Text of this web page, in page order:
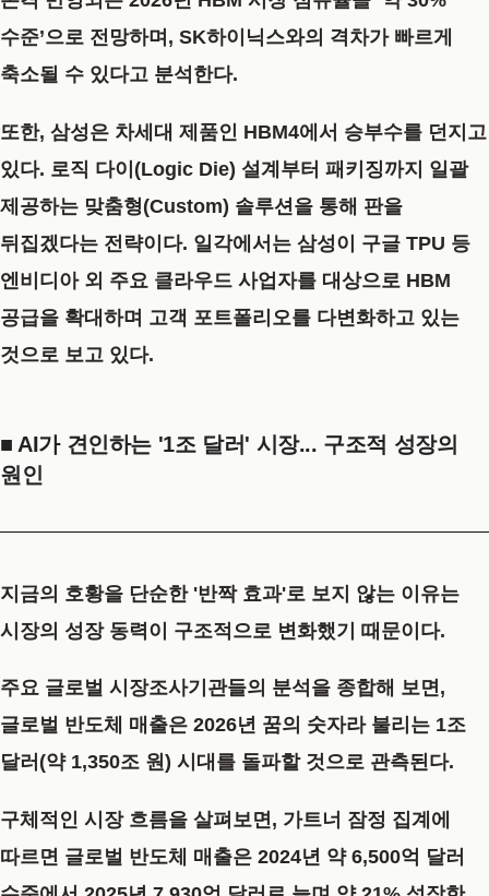
수준’으로 전망하며, SK하이닉스와의 격차가 빠르게
축소될 수 있다고 분석한다.
또한, 삼성은 차세대 제품인 HBM4에서 승부수를 던지고
있다. 로직 다이(Logic Die) 설계부터 패키징까지 일괄
제공하는 맞춤형(Custom) 솔루션을 통해 판을
뒤집겠다는 전략이다. 일각에서는 삼성이 구글 TPU 등
엔비디아 외 주요 클라우드 사업자를 대상으로 HBM
공급을 확대하며 고객 포트폴리오를 다변화하고 있는
것으로 보고 있다.
■ AI가 견인하는 '1조 달러' 시장... 구조적 성장의
원인
지금의 호황을 단순한 '반짝 효과'로 보지 않는 이유는
시장의 성장 동력이 구조적으로 변화했기 때문이다.
주요 글로벌 시장조사기관들의 분석을 종합해 보면,
글로벌 반도체 매출은 2026년 꿈의 숫자라 불리는 1조
달러(약 1,350조 원) 시대를 돌파할 것으로 관측된다.
구체적인 시장 흐름을 살펴보면, 가트너 잠정 집계에
따르면 글로벌 반도체 매출은 2024년 약 6,500억 달러